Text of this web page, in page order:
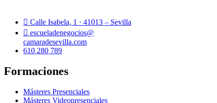
Calle Isabela, 1 · 41013 – Sevilla
escueladenegocios@
camaradesevilla.com
610 280 789
Formaciones
Másteres Presenciales
Másteres Videopresenciales